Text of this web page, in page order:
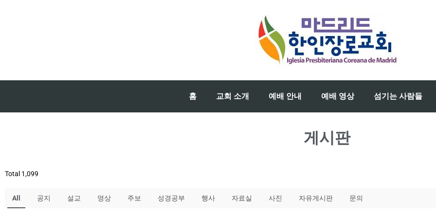
홈 교회 소개 예배 안내 예배 영상 섬기는 사람들
게시판
Total 1,099
All 공지 설교 영상 주보 성경공부 행사 자료실 사진 자유게시판 문의